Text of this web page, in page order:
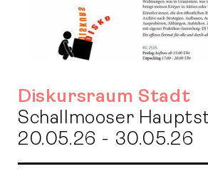
Diskursraum Stadt
Schallmooser
20.05.26 - 30.05.26